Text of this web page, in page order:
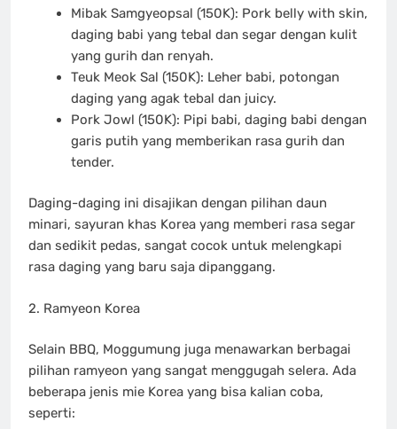
Mibak Samgyeopsal (150K): Pork belly with skin,
daging babi yang tebal dan segar dengan kulit
yang gurih dan renyah.
Teuk Meok Sal (150K): Leher babi, potongan
daging yang agak tebal dan juicy.
Pork Jowl (150K): Pipi babi, daging babi dengan
garis putih yang memberikan rasa gurih dan
tender.
Daging-daging ini disajikan dengan pilihan daun
minari, sayuran khas Korea yang memberi rasa segar
dan sedikit pedas, sangat cocok untuk melengkapi
rasa daging yang baru saja dipanggang.
2. Ramyeon Korea
Selain BBQ, Moggumung juga menawarkan berbagai
pilihan ramyeon yang sangat menggugah selera. Ada
beberapa jenis mie Korea yang bisa kalian coba,
seperti: